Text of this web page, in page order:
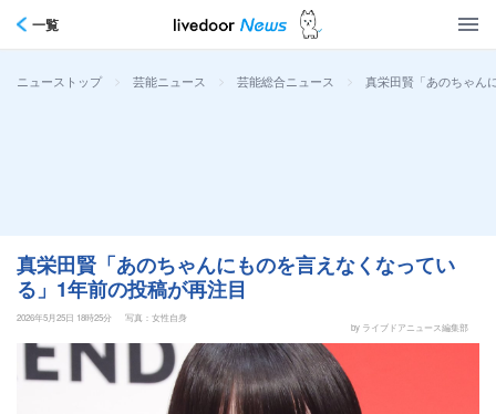
一覧
ニューストップ > 芸能ニュース > 芸能総合ニュース > 真栄田賢「あのちゃん
真栄田賢「あのちゃんにものを言えなくなってい
る」1年前の投稿が再注目
2026年5月25日 18時25分
写真：女性自身
by ライブドアニュース編集部